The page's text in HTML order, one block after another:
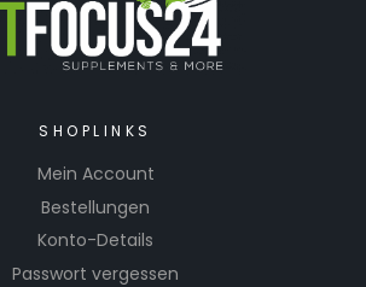
SHOPLINKS
Mein Account
Bestellungen
Konto-Details
Passwort vergessen